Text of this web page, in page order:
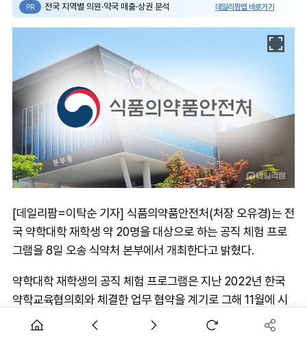
PR 전국 지역별 의원·약국 매출·상권 분석 데일리팜맵 바로가기
[데일리팜=이탁순 기자] 식품의약품안전처(처장 오유경)는 전
국 약학대학 재학생 약 20명을 대상으로 하는 공직 체험 프로
그램을 8일 오송 식약처 본부에서 개최한다고 밝혔다.
약학대학 재학생의 공직 체험 프로그램은 지난 2022년 한국
약학교육협의회와 체결한 업무 협약을 계기로 그해 11월에 시
작해 이번이 여덟 번째다. 주요 내용은 ▲식약처 업무 소개 ▲
공직 선배 인터뷰 및 질의·응답 ▲공직약사 채용 안내 ▲업무